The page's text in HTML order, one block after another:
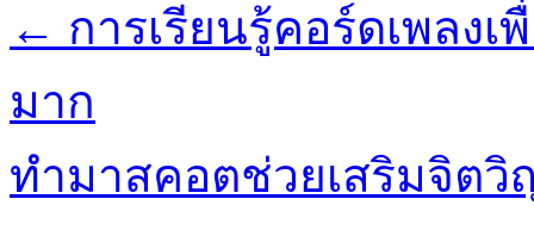
← การเรียนรู้คอร์ดเพลง
มาก
ทำมาสคอตช่วยเสริมจิต